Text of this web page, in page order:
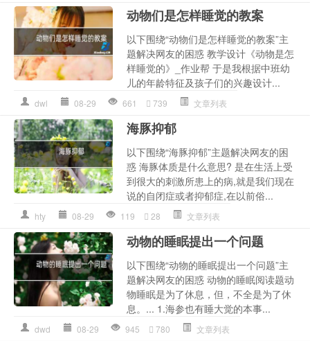
动物们是怎样睡觉的教案
以下围绕“动物们是怎样睡觉的教案”主
题解决网友的困惑 教学设计《动物是怎
样睡觉的》_作业帮 于是我根据中班幼
儿的年龄特征及孩子们的兴趣设计...
dwl 08-29 661 739 文章列表
海豚抑郁
以下围绕“海豚抑郁”主题解决网友的困
惑 海豚体质是什么意思? 是在生活上受
到很大的刺激所患上的病,就是我们现在
说的自闭症或者抑郁症,在以前俗...
hty 08-29 119 28 文章列表
动物的睡眠提出一个问题
以下围绕“动物的睡眠提出一个问题”主
题解决网友的困惑 动物的睡眠阅读题动
物睡眠是为了休息，但，不全是为了休
息。... 1.海参也有睡大觉的本事...
dwd 08-29 945 780 文章列表